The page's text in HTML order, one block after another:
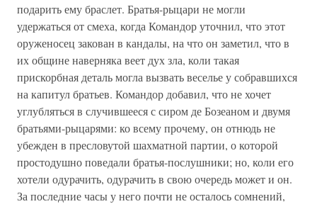
подарить ему браслет. Братья-рыцари не могли
удержаться от смеха, когда Командор уточнил, что этот
оруженосец закован в кандалы, на что он заметил, что в
их общине наверняка веет дух зла, коли такая
прискорбная деталь могла вызвать веселье у собравшихся
на капитул братьев. Командор добавил, что не хочет
углубляться в случившееся с сиром де Бозеаном и двумя
братьями-рыцарями: ко всему прочему, он отнюдь не
убежден в пресловутой шахматной партии, о которой
простодушно поведали братья-послушники; но, коли его
хотели одурачить, одурачить в свою очередь может и он.
За последние часы у него почти не осталось сомнений,